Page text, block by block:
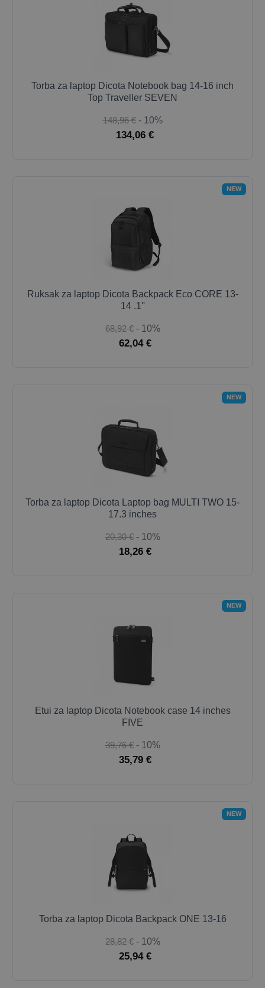
Torba za laptop Dicota Notebook bag 14-16 inch
Top Traveller SEVEN
148,96 € - 10%
134,06 €
NEW
Ruksak za laptop Dicota Backpack Eco CORE 13-
14 .1''
68,92 € - 10%
62,04 €
NEW
Torba za laptop Dicota Laptop bag MULTI TWO 15-
17.3 inches
20,30 € - 10%
18,26 €
NEW
Etui za laptop Dicota Notebook case 14 inches
FIVE
39,76 € - 10%
35,79 €
NEW
Torba za laptop Dicota Backpack ONE 13-16
28,82 € - 10%
25,94 €